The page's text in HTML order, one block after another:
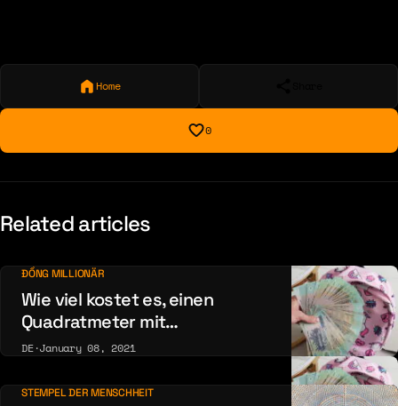
Home
0
Related articles
ĐỒNG MILLIONÄR
Wie viel kostet es, einen
Quadratmeter mit
vietnamesischem Đồng zu
DE·January 08, 2021
STEMPEL DER MENSCHHEIT